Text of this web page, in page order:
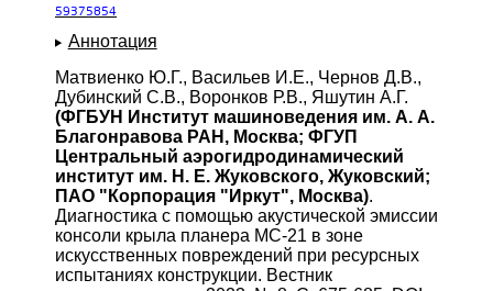
59375854
Аннотация
Матвиенко Ю.Г., Васильев И.Е., Чернов Д.В.,
Дубинский С.В., Воронков Р.В., Яшутин А.Г.
(ФГБУН Институт машиноведения им. А. А.
Благонравова РАН, Москва; ФГУП
Центральный аэрогидродинамический
институт им. Н. Е. Жуковского, Жуковский;
ПАО "Корпорация "Иркут", Москва).
Диагностика с помощью акустической эмиссии
консоли крыла планера МС-21 в зоне
искусственных повреждений при ресурсных
испытаниях конструкции. Вестник